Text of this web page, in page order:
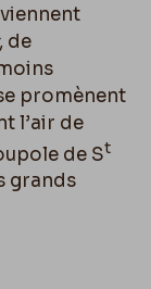
, de
promènent
l’air de
de St
grands